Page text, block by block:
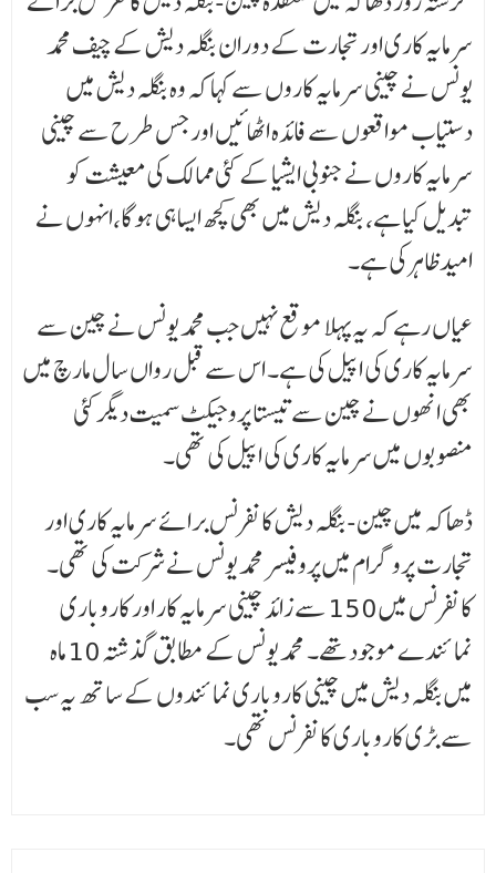
سرمایہ کاری اور تجارت کے دوران بنگلہ دیش کے چیف محمد
یونس نے چینی سرمایہ کاروں سے کہا کہ وہ بنگلہ دیش میں
دستیاب مواقعوں سے فائدہ اٹھائیں اور جس طرح سے چینی
سرمایہ کاروں نے جنوبی ایشیا کے کئی ممالک کی معیشت کو
تبدیل کیا ہے، بنگلہ دیش میں بھی کچھ ایسا ہی ہو گا،انہوں نے
امیدظاہرکی ہے۔
عیاں رہے کہ یہ پہلا موقع نہیں جب محمد یونس نے چین سے
سرمایہ کاری کی اپیل کی ہے۔ اس سے قبل رواں سال مارچ میں
بھی انھوں نے چین سے تیستا پروجیکٹ سمیت دیگرکئی
منصوبوں میں سرمایہ کاری کی اپیل کی تھی۔
ڈھاکہ میں چین-بنگلہ دیش کانفرنس برائے سرمایہ کاری اور
تجارت پروگرام میں پروفیسر محمد یونس نے شرکت کی تھی۔
کانفرنس میں 150 سے زائد چینی سرمایہ کار اور کاروباری
نمائندے موجود تھے۔ محمد یونس کے مطابق گذشتہ 10 ماہ
میں بنگلہ دیش میں چینی کاروباری نمائندوں کے ساتھ یہ سب
سے بڑی کاروباری کانفرنس تھی۔